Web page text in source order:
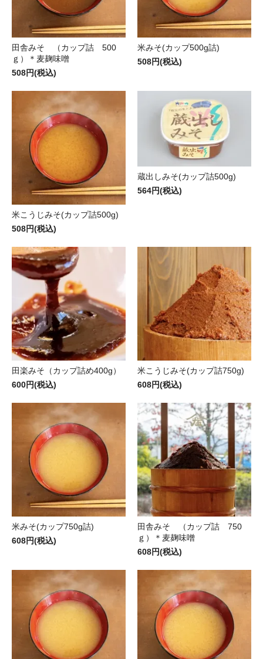
田舎みそ （カップ詰 500
ｇ）＊麦麹味噌
508円(税込)
米みそ(カップ500g詰)
508円(税込)
米こうじみそ(カップ詰500g)
508円(税込)
蔵出しみそ(カップ詰500g)
564円(税込)
田楽みそ（カップ詰め400g）
600円(税込)
米こうじみそ(カップ詰750g)
608円(税込)
米みそ(カップ750g詰)
608円(税込)
田舎みそ （カップ詰 750
ｇ）＊麦麹味噌
608円(税込)